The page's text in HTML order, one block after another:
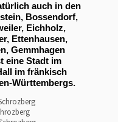
auch in den
Bossendorf,
Eichholz,
Ettenhausen,
Gemmhagen
eine Stadt im
im fränkisch
Württembergs.